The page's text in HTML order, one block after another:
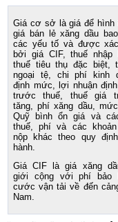
Giá cơ sở là giá để hình
giá bán lẻ xăng dầu
các yếu tố và được
bởi giá CIF, thuế nhập
thuế tiêu thụ đặc biệt,
ngoại tệ, chi phí kinh
định mức, lợi nhuận
trước thuế, thuế giá
tăng, phí xăng dầu,
Quỹ bình ổn giá và
thuế, phí và các
nộp khác theo quy
hành.
Giá CIF là giá xăng
giới cộng với phí bảo
cước vận tải về đến
Nam.